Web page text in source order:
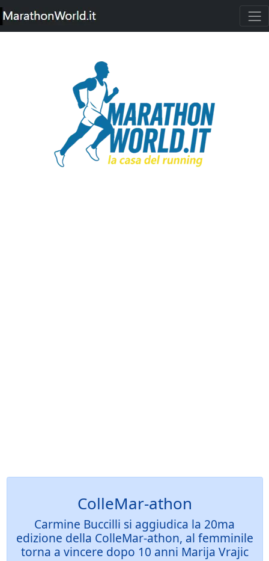
ColleMar-athon
Carmine Buccilli si aggiudica la 20ma
edizione della ColleMar-athon, al femminile
torna a vincere dopo 10 anni Marija Vrajic